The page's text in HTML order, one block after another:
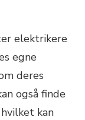
elektrikere
egne
deres
også finde
kan